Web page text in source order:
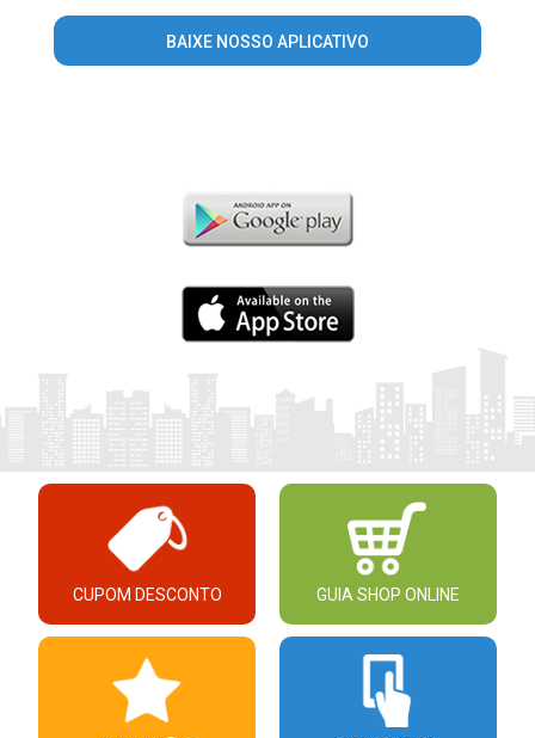
BAIXE NOSSO APLICATIVO
CUPOM DESCONTO GUIA SHOP ONLINE